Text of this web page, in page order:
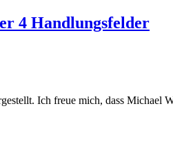
4 Handlungsfelder
Ich freue mich, dass